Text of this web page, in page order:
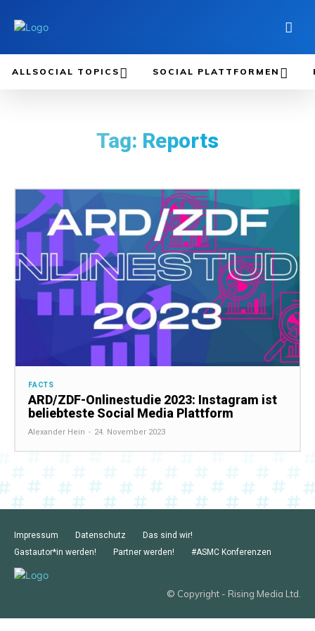
ALLSOCIAL TOPICS SOCIAL PLATTFORMEN
Tag: Reports
FACTS
ARD/ZDF-Onlinestudie 2023: Instagram ist
beliebteste Social Media Plattform
Alexander Hein - 24. November 2023
Impressum Datenschutz
Das sind wir!
Gastautor*in werden!
Partner werden! #ASMC Konferenzen
© Copyright - Rising Media Ltd.